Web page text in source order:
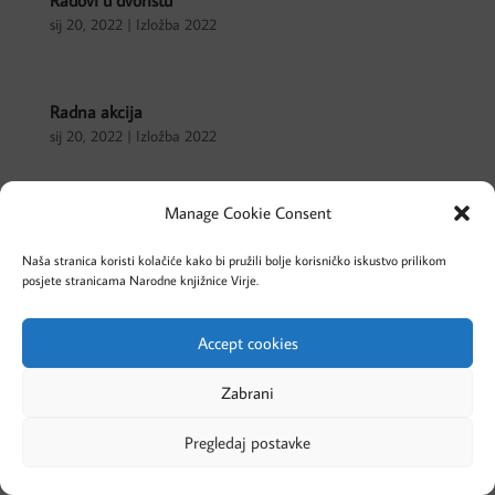
Manage Cookie Consent
Naša stranica koristi kolačiće kako bi pružili bolje korisničko iskustvo prilikom
posjete stranicama Narodne knjižnice Virje.
Accept cookies
Zabrani
Pregledaj postavke
sij 20, 2022| Izložba 2022
Radna akcija
sij 20, 2022| Izložba 2022
Cookies – Kolačići Pravila privatnosti
Designed by Evolve Studio